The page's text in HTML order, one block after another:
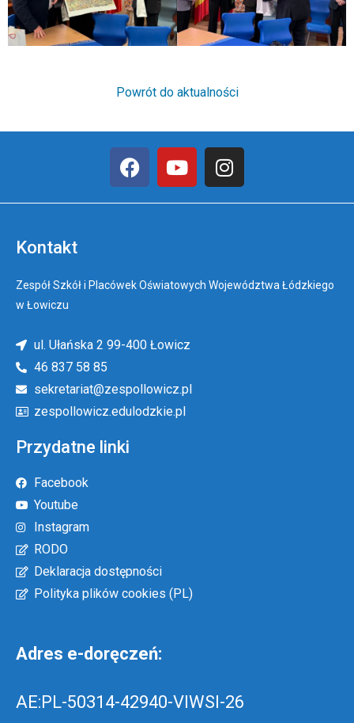
Powrót do aktualności
Kontakt
Zespół Szkół i Placówek Oświatowych Województwa Łódzkiego
w Łowiczu
ul. Ułańska 2 99-400 Łowicz
46 837 58 85
sekretariat@zespollowicz.pl
zespollowicz.edulodzkie.pl
Przydatne linki
Facebook
Youtube
Instagram
RODO
Deklaracja dostępności
Polityka plików cookies (PL)
Adres e-doręczeń:
AE:PL-50314-42940-VIWSI-26